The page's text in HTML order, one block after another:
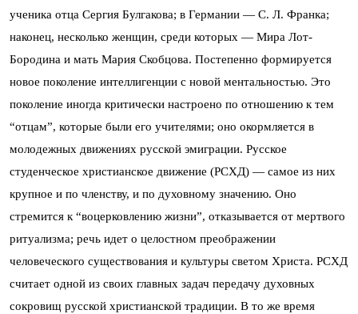
ученика отца Сергия Булгакова; в Германии — С. Л. Франка;
наконец, несколько женщин, среди которых — Мира Лот-
Бородина и мать Мария Скобцова. Постепенно формируется
новое поколение интеллигенции с новой ментальностью. Это
поколение иногда критически настроено по отношению к тем
“отцам”, которые были его учителями; оно окормляется в
молодежных движениях русской эмиграции. Русское
студенческое христианское движение (РСХД) — самое из них
крупное и по членству, и по духовному значению. Оно
стремится к “воцерковлению жизни”, отказывается от мертвого
ритуализма; речь идет о целостном преображении
человеческого существования и культуры светом Христа. РСХД
считает одной из своих главных задач передачу духовных
сокровищ русской христианской традиции. В то же время